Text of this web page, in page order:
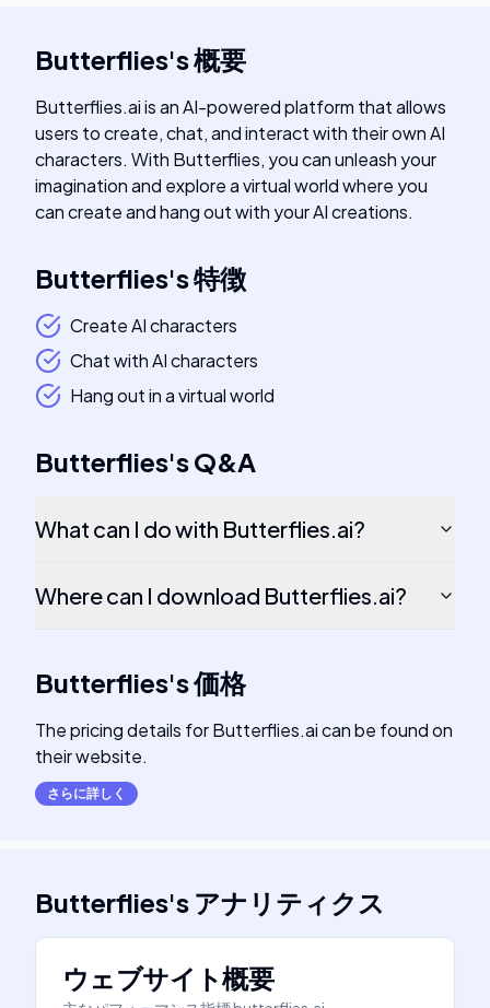
Butterflies's概要
Butterflies.ai is an AI-powered platform that allows
users to create, chat, and interact with their own AI
characters. With Butterflies, you can unleash your
imagination and explore a virtual world where you
can create and hang out with your AI creations.
Butterflies's特徴
Create AI characters
Chat with AI characters
Hang out in a virtual world
Butterflies'sQ&A
What can I do with Butterflies.ai?
Where can I download Butterflies.ai?
Butterflies's価格
The pricing details for Butterflies.ai can be found on
their website.
さらに詳しく
Butterflies's アナリティクス
ウェブサイト概要